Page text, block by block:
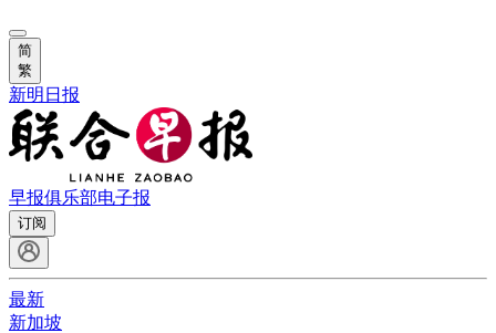
简
繁
新明日报
早报俱乐部电子报
订阅
最新
新加坡